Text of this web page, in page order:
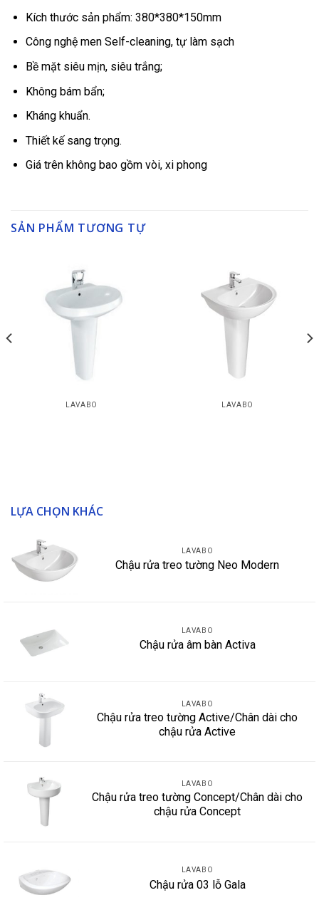
Kích thước sản phẩm: 380*380*150mm
Công nghệ men Self-cleaning, tự làm sạch
Bề mặt siêu mịn, siêu trắng;
Không bám bẩn;
Kháng khuẩn.
Thiết kế sang trọng.
Giá trên không bao gồm vòi, xi phong
SẢN PHẨM TƯƠNG TỰ
LAVABO LAVABO
LỰA CHỌN KHÁC
LAVABO
Chậu rửa treo tường Neo Modern
LAVABO
Chậu rửa âm bàn Activa
LAVABO
Chậu rửa treo tường Active/Chân dài cho
chậu rửa Active
LAVABO
Chậu rửa treo tường Concept/Chân dài cho
chậu rửa Concept
LAVABO
Chậu rửa 03 lỗ Gala